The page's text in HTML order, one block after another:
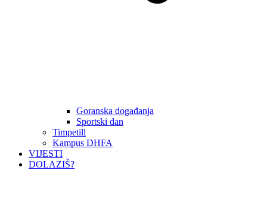
Goranska događanja
Sportski dan
Timpetill
Kampus DHFA
VIJESTI
DOLAZIŠ?